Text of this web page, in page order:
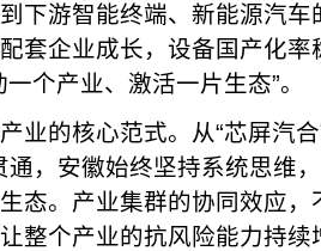
下游智能终端、新能源汽
套企业成长，设备国产化
个产业、激活一片生态”。
业的核心范式。从“芯屏汽
通，安徽始终坚持系统思维
态。产业集群的协同效应
整个产业的抗风险能力持